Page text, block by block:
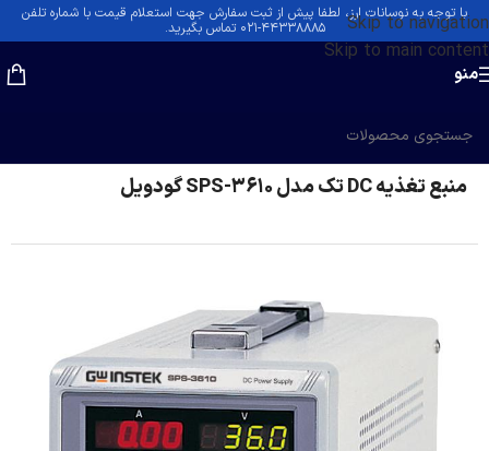
Skip to navigation
Skip to main content
با توجه به نوسانات ارز، لطفا پیش از ثبت سفارش جهت استعلام قیمت با شماره تلفن
۴۴۳۳۸۸۸۵-۰۲۱ تماس بگیرید.
منو
خانه /منابع تغذیه DC
منبع تغذیه DC تک مدل SPS-3610 گودویل